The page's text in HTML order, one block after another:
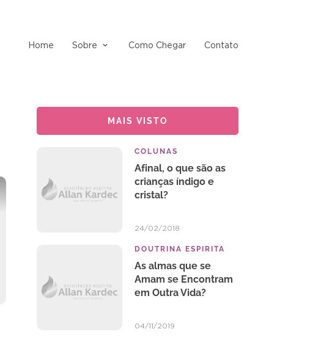
Home Sobre Como Chegar Contato
MAIS VISTO
COLUNAS
Afinal, o que são as
crianças índigo e
cristal?
24/02/2018
DOUTRINA ESPIRITA
As almas que se
Amam se Encontram
em Outra Vida?
04/11/2019